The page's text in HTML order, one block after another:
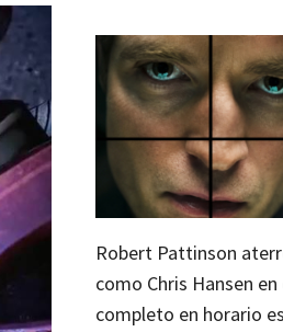
Robert Pattinson
como Chris Hansen
completo en horario